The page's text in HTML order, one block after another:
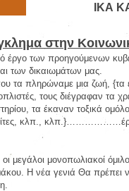
ΙΚΑ
στην
έργο των προηγούμενων
των δικαιωμάτων μας.
τα πληρώναμε μια ζωή, {τα
τους διέγραφαν τα
τα έκαναν τοξικά
κλπ.,
μεγάλοι μονοπωλιακοί
Η νέα γενιά Θα